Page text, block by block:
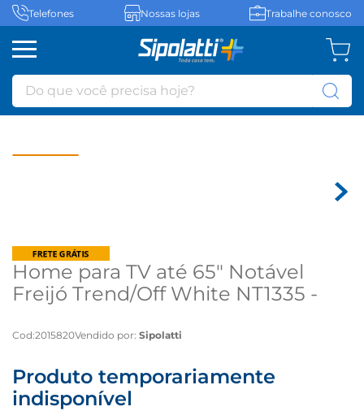
Telefones Nossas lojas Trabalhe conosco
Do que você precisa hoje?
Home para TV até 65" Notável
Freijó Trend/Off White NT1335 -
Cod:2015820Vendido por: Sipolatti
Produto temporariamente
indisponível